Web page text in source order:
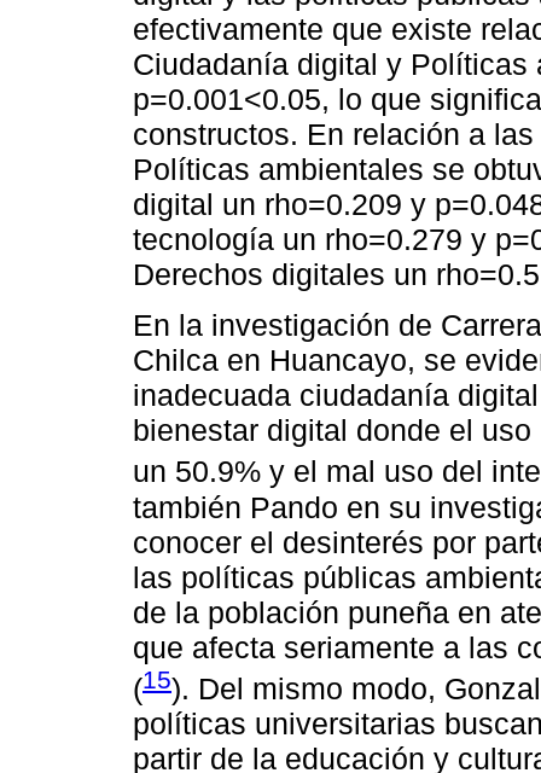
efectivamente que existe
Ciudadanía digital y Políticas
p=0.001<0.05, lo que
constructos. En relación a
Políticas ambientales se
digital un rho=0.209 y
tecnología un rho=0.279 y
Derechos digitales un
En la investigación de
Chilca en Huancayo, se
inadecuada ciudadanía
bienestar digital donde el
un 50.9% y el mal uso del
también Pando en su
conocer el desinterés por
las políticas públicas
de la población puneña en
que afecta seriamente a las
(15). Del mismo modo,
políticas universitarias
partir de la educación y